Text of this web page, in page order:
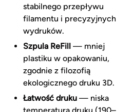
stabilnego przepływu
filamentu i precyzyjnych
wydruków.
Szpula ReFill— mniej
plastiku w opakowaniu,
zgodnie z filozofią
ekologicznego druku 3D.
Łatwość druku— niska